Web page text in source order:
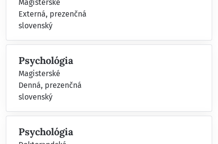
Magisterské
Externá, prezenčná
slovenský
Psychológia
Magisterské
Denná, prezenčná
slovenský
Psychológia